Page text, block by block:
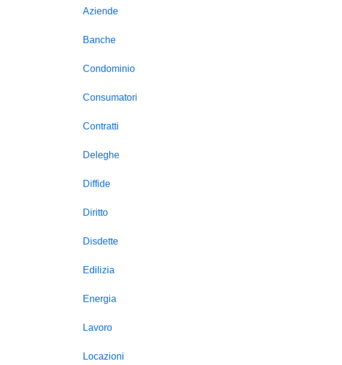
Aziende
Banche
Condominio
Consumatori
Contratti
Deleghe
Diffide
Diritto
Disdette
Edilizia
Energia
Lavoro
Locazioni